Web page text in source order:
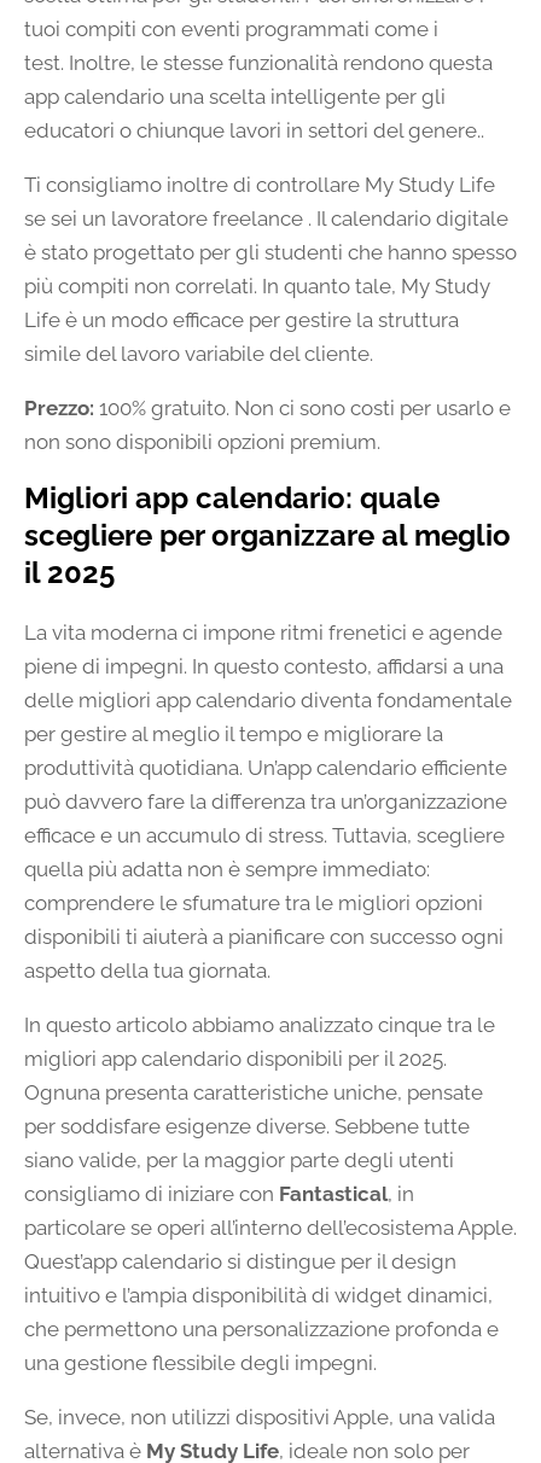
tuoi compiti con eventi programmati come i
test. Inoltre, le stesse funzionalità rendono questa
app calendario una scelta intelligente per gli
educatori o chiunque lavori in settori del genere..
Ti consigliamo inoltre di controllare My Study Life
se sei un lavoratore freelance . Il calendario digitale
è stato progettato per gli studenti che hanno spesso
più compiti non correlati. In quanto tale, My Study
Life è un modo efficace per gestire la struttura
simile del lavoro variabile del cliente.
Prezzo: 100% gratuito. Non ci sono costi per usarlo e
non sono disponibili opzioni premium.
Migliori app calendario: quale
scegliere per organizzare al meglio
il 2025
La vita moderna ci impone ritmi frenetici e agende
piene di impegni. In questo contesto, affidarsi a una
delle migliori app calendario diventa fondamentale
per gestire al meglio il tempo e migliorare la
produttività quotidiana. Un’app calendario efficiente
può davvero fare la differenza tra un’organizzazione
efficace e un accumulo di stress. Tuttavia, scegliere
quella più adatta non è sempre immediato:
comprendere le sfumature tra le migliori opzioni
disponibili ti aiuterà a pianificare con successo ogni
aspetto della tua giornata.
In questo articolo abbiamo analizzato cinque tra le
migliori app calendario disponibili per il 2025.
Ognuna presenta caratteristiche uniche, pensate
per soddisfare esigenze diverse. Sebbene tutte
siano valide, per la maggior parte degli utenti
consigliamo di iniziare con Fantastical, in
particolare se operi all’interno dell’ecosistema Apple.
Quest’app calendario si distingue per il design
intuitivo e l’ampia disponibilità di widget dinamici,
che permettono una personalizzazione profonda e
una gestione flessibile degli impegni.
Se, invece, non utilizzi dispositivi Apple, una valida
alternativa è My Study Life, ideale non solo per